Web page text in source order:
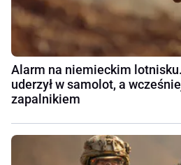
Alarm na niemieckim
uderzył w samolot, a
zapalnikiem